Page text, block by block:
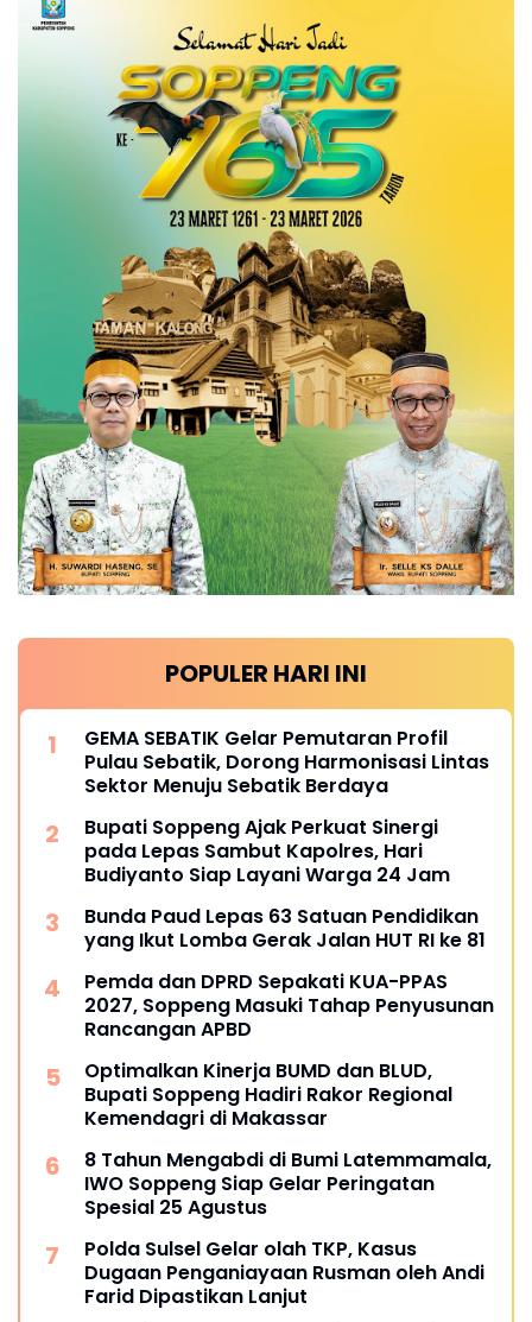
POPULER HARI INI
GEMA SEBATIK Gelar Pemutaran Profil
Pulau Sebatik, Dorong Harmonisasi Lintas
Sektor Menuju Sebatik Berdaya
Bupati Soppeng Ajak Perkuat Sinergi
pada Lepas Sambut Kapolres, Hari
Budiyanto Siap Layani Warga 24 Jam
Bunda Paud Lepas 63 Satuan Pendidikan
yang Ikut Lomba Gerak Jalan HUT RI ke 81
Pemda dan DPRD Sepakati KUA-PPAS
2027, Soppeng Masuki Tahap Penyusunan
Rancangan APBD
Optimalkan Kinerja BUMD dan BLUD,
Bupati Soppeng Hadiri Rakor Regional
Kemendagri di Makassar
8 Tahun Mengabdi di Bumi Latemmamala,
IWO Soppeng Siap Gelar Peringatan
Spesial 25 Agustus
Polda Sulsel Gelar olah TKP, Kasus
Dugaan Penganiayaan Rusman oleh Andi
Farid Dipastikan Lanjut